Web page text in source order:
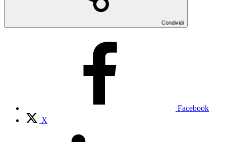
Condividi
Facebook
X